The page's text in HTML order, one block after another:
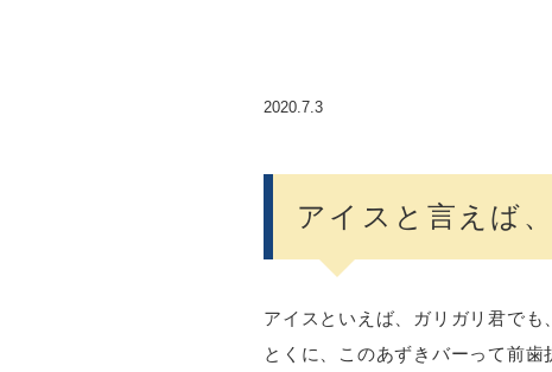
2020.7.3
アイスと言えば
アイスといえば、ガリガリ君で
とくに、このあずきバーって前